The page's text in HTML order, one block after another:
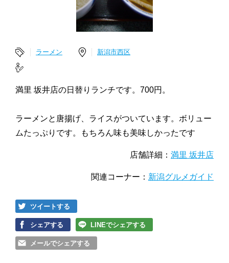
ラーメン 新潟市西区
満里 坂井店の日替りランチです。700円。
ラーメンと唐揚げ、ライスがついています。ボリュー
ムたっぷりです。もちろん味も美味しかったです
店舗詳細： 満里 坂井店
関連コーナー： 新潟グルメガイド
ツイートする
シェアする LINEでシェアする
メールでシェアする